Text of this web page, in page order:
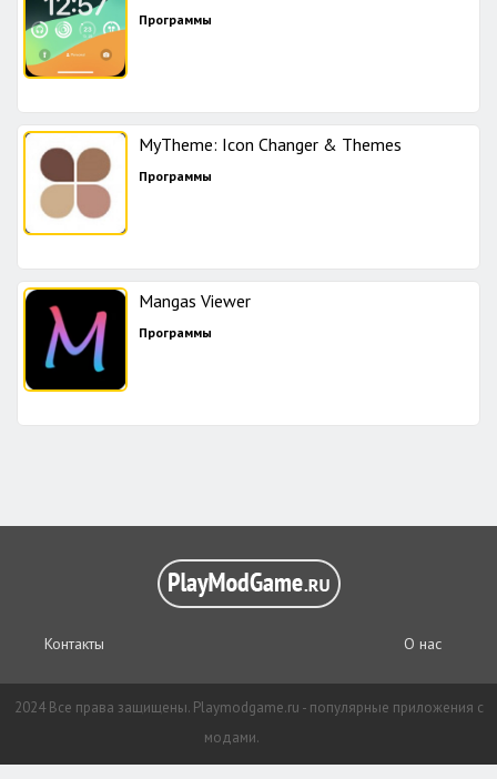
Программы
MyTheme: Icon Changer & Themes
Программы
Mangas Viewer
Программы
Контакты О нас
2024 Все права защищены. Playmodgame.ru - популярные приложения с
модами.